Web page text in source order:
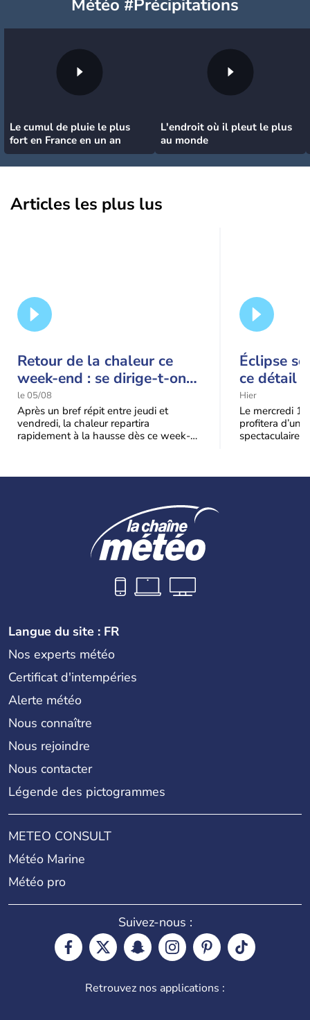
Météo #Précipitations
Le cumul de pluie le plus
fort en France en un an
L'endroit où il pleut le plus
au monde
Articles les plus lus
Retour de la chaleur ce
week-end : se dirige-t-on
vers une cinquième vague
de chaleur en France ?
le 05/08
Après un bref répit entre jeudi et
vendredi, la chaleur repartira
rapidement à la hausse dès ce week-
Éclipse
ce détail
spectacle
Hier
Le mercredi
profitera
spectaculaire,
Langue du site : FR
Nos experts météo
Certificat d'intempéries
Alerte météo
Nous connaître
Nous rejoindre
Nous contacter
Légende des pictogrammes
METEO CONSULT
Météo Marine
Météo pro
Suivez-nous :
Retrouvez nos applications :